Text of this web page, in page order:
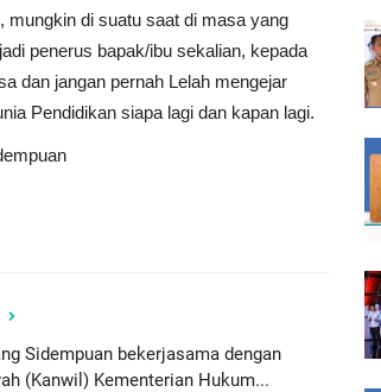
mungkin di suatu saat di masa yang
penerus bapak/ibu sekalian, kepada
dan jangan pernah Lelah mengejar
Pendidikan siapa lagi dan kapan lagi.
Sidempuan bekerjasama dengan
(Kanwil) Kementerian Hukum...